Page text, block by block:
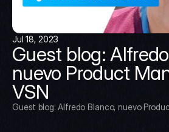
Jul 18, 2023
Guest blog:
nuevo Product
VSN
Guest blog: Alfredo Blanco, nuevo